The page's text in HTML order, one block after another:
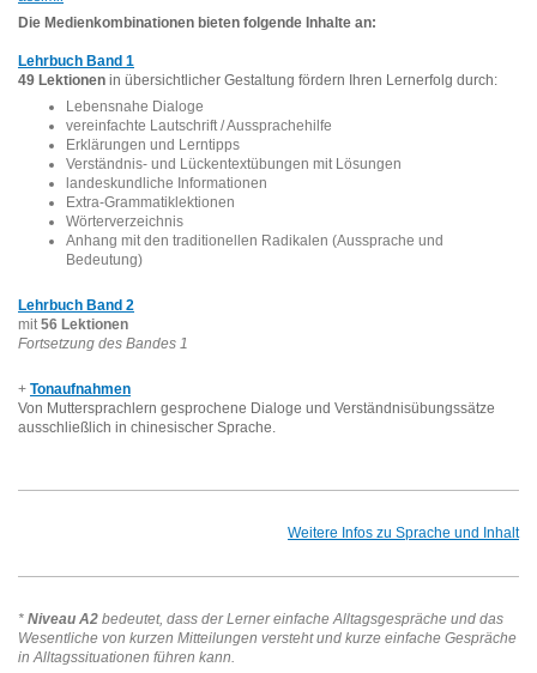
Die Medienkombinationen bieten folgende Inhalte an:
Lehrbuch Band 1
49 Lektionen in übersichtlicher Gestaltung fördern Ihren Lernerfolg durch:
Lebensnahe Dialoge
vereinfachte Lautschrift / Aussprachehilfe
Erklärungen und Lerntipps
Verständnis- und Lückentextübungen mit Lösungen
landeskundliche Informationen
Extra-Grammatiklektionen
Wörterverzeichnis
Anhang mit den traditionellen Radikalen (Aussprache und
Bedeutung)
Lehrbuch Band 2
mit 56 Lektionen
Fortsetzung des Bandes 1
+ Tonaufnahmen
Von Muttersprachlern gesprochene Dialoge und Verständnisübungssätze
ausschließlich in chinesischer Sprache.
Weitere Infos zu Sprache und Inhalt
* Niveau A2 bedeutet, dass der Lerner einfache Alltagsgespräche und das
Wesentliche von kurzen Mitteilungen versteht und kurze einfache Gespräche
in Alltagssituationen führen kann.